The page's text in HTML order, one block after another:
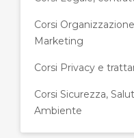
Corsi
Marketing
Corsi Privacy e
Corsi Sicurezza,
Ambiente